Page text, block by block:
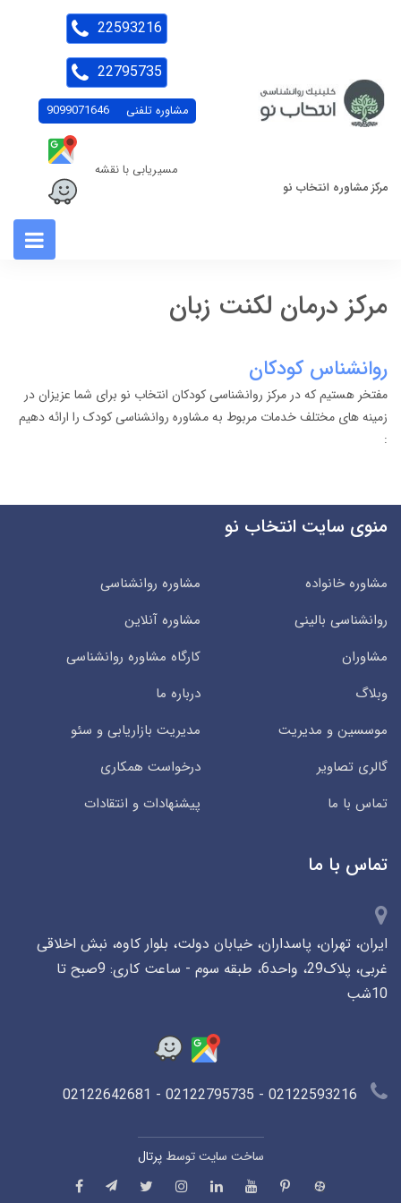
مرکز مشاوره انتخاب نو
مشاوره تلفنی 9099071646
مسیریابی با نقشه
22593216
22795735
مرکز درمان لکنت زبان
روانشناس کودکان
مفتخر هستیم که در مرکز روانشناسی کودکان انتخاب نو برای شما عزیزان در
زمینه های مختلف خدمات مربوط به مشاوره روانشناسی کودک را ارائه دهیم
:
منوی سایت انتخاب نو
مشاوره خانواده
مشاوره روانشناسی
روانشناسی بالینی
مشاوره آنلاین
مشاوران
کارگاه مشاوره روانشناسی
وبلاگ
درباره ما
موسسین و مدیریت
مدیریت بازاریابی و سئو
گالری تصاویر
درخواست همکاری
تماس با ما
پیشنهادات و انتقادات
تماس با ما
ایران، تهران، پاسداران، خیابان دولت، بلوار کاوه، نبش اخلاقی
غربی، پلاک29، واحد6، طبقه سوم - ساعت کاری: 9صبح تا
10شب
ساخت سایت توسطپرتال